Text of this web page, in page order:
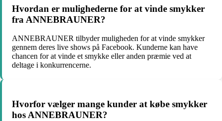
Hvordan er mulighederne for at vinde smykker
fra ANNEBRAUNER?
ANNEBRAUNER tilbyder muligheden for at vinde smykker
gennem deres live shows på Facebook. Kunderne kan have
chancen for at vinde et smykke eller anden præmie ved at
deltage i konkurrencerne.
Hvorfor vælger mange kunder at købe smykker
hos ANNEBRAUNER?